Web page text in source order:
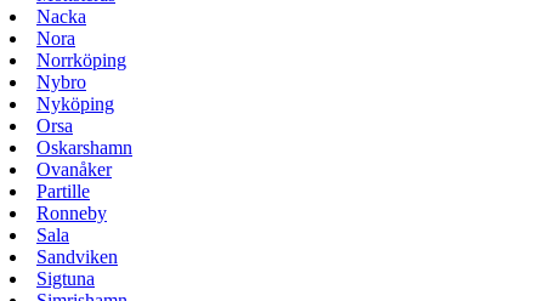
Nacka
Nora
Norrköping
Nybro
Nyköping
Orsa
Oskarshamn
Ovanåker
Partille
Ronneby
Sala
Sandviken
Sigtuna